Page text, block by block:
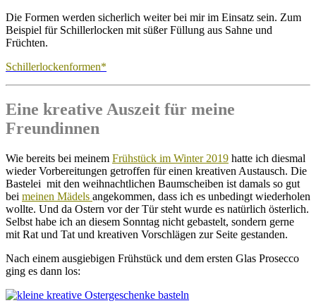
Die Formen werden sicherlich weiter bei mir im Einsatz sein. Zum
Beispiel für Schillerlocken mit süßer Füllung aus Sahne und
Früchten.
Schillerlockenformen*
Eine kreative Auszeit für meine
Freundinnen
Wie bereits bei meinem Frühstück im Winter 2019 hatte ich diesmal
wieder Vorbereitungen getroffen für einen kreativen Austausch. Die
Bastelei mit den weihnachtlichen Baumscheiben ist damals so gut
bei meinen Mädels angekommen, dass ich es unbedingt wiederholen
wollte. Und da Ostern vor der Tür steht wurde es natürlich österlich.
Selbst habe ich an diesem Sonntag nicht gebastelt, sondern gerne
mit Rat und Tat und kreativen Vorschlägen zur Seite gestanden.
Nach einem ausgiebigen Frühstück und dem ersten Glas Prosecco
ging es dann los: